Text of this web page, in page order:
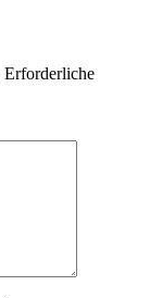
Erforderliche